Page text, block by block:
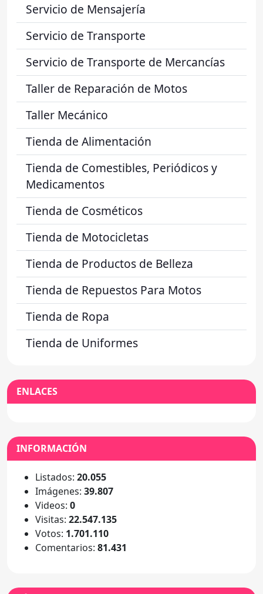
Servicio de Mensajería
Servicio de Transporte
Servicio de Transporte de Mercancías
Taller de Reparación de Motos
Taller Mecánico
Tienda de Alimentación
Tienda de Comestibles, Periódicos y
Medicamentos
Tienda de Cosméticos
Tienda de Motocicletas
Tienda de Productos de Belleza
Tienda de Repuestos Para Motos
Tienda de Ropa
Tienda de Uniformes
ENLACES
INFORMACIÓN
Listados: 20.055
Imágenes: 39.807
Videos: 0
Visitas: 22.547.135
Votos: 1.701.110
Comentarios: 81.431